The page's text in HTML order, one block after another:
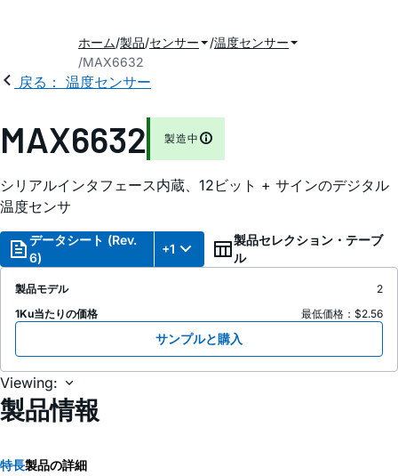
ホーム 製品 センサー
温度センサー
MAX6632
戻る： 温度センサー
MAX6632 製造中
シリアルインタフェース内蔵、12ビット + サインのデジタル
温度センサ
データシート (Rev.
6)
+1
製品セレクション・テーブ
ル
製品モデル
2
1Ku当たりの価格
最低価格：$2.56
サンプルと購入
Viewing:
製品情報
特長製品の詳細